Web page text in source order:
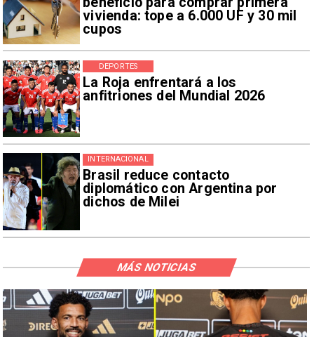
vivienda: tope a 6.000 UF y 30 mil
cupos
La Roja enfrentará a los
anfitriones del Mundial 2026
DEPORTES
Brasil reduce contacto
diplomático con Argentina por
dichos de Milei
INTERNACIONAL
MÁS NOTICIAS